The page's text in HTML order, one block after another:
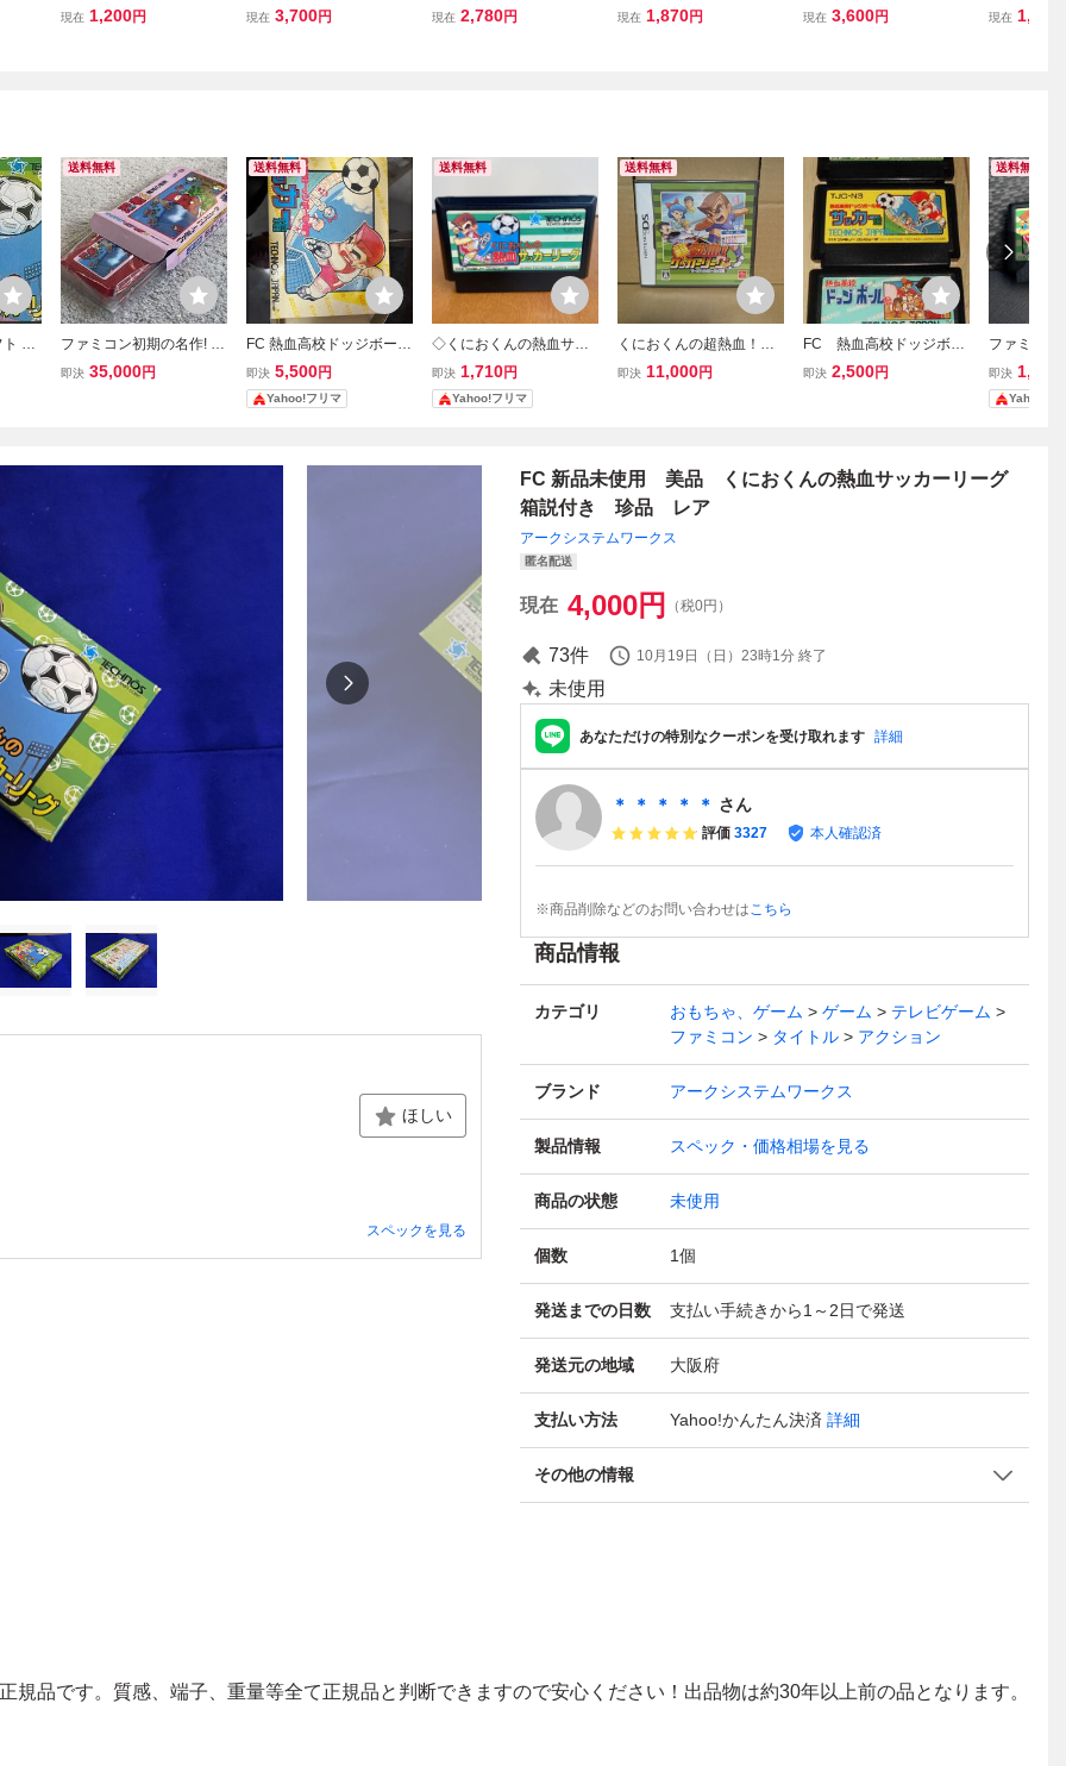
ー 箱説付き
現在 1,200円
サッカーリーグ」箱・取
現在 3,700円
の熱血サッカーリーグ
現在 2,780円
の章 箱説付き
現在 1,870円
イマー 箱説付き ステ
現在 3,600円
ル 神龍の
現在 1,400
く
送料無料
ファミコン初期の名作! 新
品未使用 美品 完品 激レ
即決 35,000円
送料無料
FC 熱血高校ドッジボール
部 サッカー編 箱付き フ
ァミコンソフト
即決 5,500円
Yahoo!フリマ
送料無料
◇くにおくんの熱血サッ
カーリーグ ソフトのみ F
C
即決 1,710円
Yahoo!フリマ
送料無料
くにおくんの超熱血！サ
ッカーリーグぷらす ワー
即決 11,000円
FC 熱血高校ドッジボー
ル部&サッカー編&くにお
即決 2,500円
送料無料
ファミコン
熱血サッカ
トのみ
即決 1,480
Yahoo!フ
ほしい
スペックを見る
FC 新品未使用 美品 くにおくんの熱血サッカーリーグ
箱説付き 珍品 レア
アークシステムワークス
匿名配送
現在 4,000円 （税0円）
73件 10月19日（日）23時1分 終了
未使用
あなただけの特別なクーポンを受け取れます 詳細
＊ ＊ ＊ ＊ ＊ さん
評価 3327 本人確認済
※商品削除などのお問い合わせはこちら
商品情報
カテゴリ おもちゃ、ゲーム ゲーム
テレビゲーム
ファミコン
タイトル アクション
ブランド アークシステムワークス
製品情報 スペック・価格相場を見る
商品の状態 未使用
個数 1個
発送までの日数 支払い手続きから1～2日で発送
発送元の地域 大阪府
支払い方法 Yahoo!かんたん決済 詳細
その他の情報